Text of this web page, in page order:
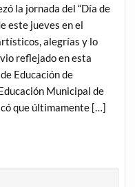
la jornada del “Día de
este jueves en el
alegrías y lo
reflejado en esta
Educación de
Municipal de
que últimamente […]